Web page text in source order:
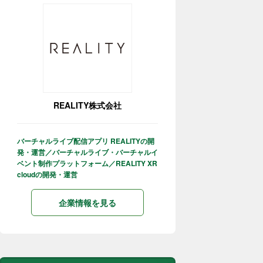
REALITY株式会社
バーチャルライブ配信アプリ REALITYの開
発・運営／バーチャルライブ・バーチャルイ
ベント制作プラットフォーム／REALITY XR
cloudの開発・運営
企業情報を見る